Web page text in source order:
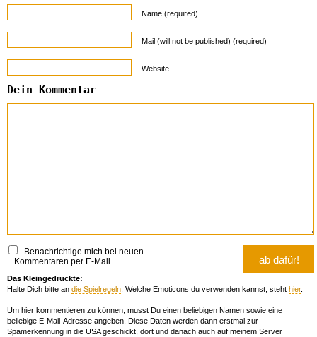
Name (required)
Mail (will not be published) (required)
Website
Dein Kommentar
Benachrichtige mich bei neuen
Kommentaren per E-Mail.
Das Kleingedruckte:
Halte Dich bitte an die Spielregeln . Welche Emoticons du verwenden kannst, steht hier.
Um hier kommentieren zu können, musst Du einen beliebigen Namen sowie eine
beliebige E-Mail-Adresse angeben. Diese Daten werden dann erstmal zur
Spamerkennung in die USA geschickt, dort und danach auch auf meinem Server